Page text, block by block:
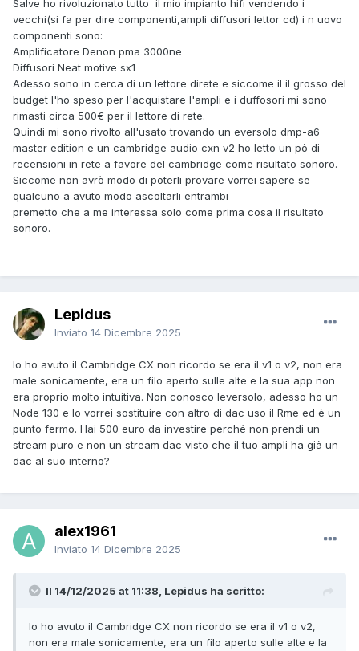
Salve ho rivoluzionato tutto il mio impianto hifi vendendo i
vecchi(si fa per dire componenti,ampli diffusori lettor cd) i n uovo
componenti sono:
Amplificatore Denon pma 3000ne
Diffusori Neat motive sx1
Adesso sono in cerca di un lettore direte e siccome il il grosso del
budget l'ho speso per l'acquistare l'ampli e i duffosori mi sono
rimasti circa 500€ per il lettore di rete.
Quindi mi sono rivolto all'usato trovando un eversolo dmp-a6
master edition e un cambridge audio cxn v2 ho letto un pò di
recensioni in rete a favore del cambridge come risultato sonoro.
Siccome non avrò modo di poterli provare vorrei sapere se
qualcuno a avuto modo ascoltarli entrambi
premetto che a me interessa solo come prima cosa il risultato
sonoro.
Lepidus
Inviato 14 Dicembre 2025
Io ho avuto il Cambridge CX non ricordo se era il v1 o v2, non era
male sonicamente, era un filo aperto sulle alte e la sua app non
era proprio molto intuitiva. Non conosco leversolo, adesso ho un
Node 130 e lo vorrei sostituire con altro di dac uso il Rme ed è un
punto fermo. Hai 500 euro da investire perché non prendi un
stream puro e non un stream dac visto che il tuo ampli ha già un
dac al suo interno?
alex1961
Inviato 14 Dicembre 2025
Il 14/12/2025 at 11:38, Lepidus ha scritto:
Io ho avuto il Cambridge CX non ricordo se era il v1 o v2,
non era male sonicamente, era un filo aperto sulle alte e la